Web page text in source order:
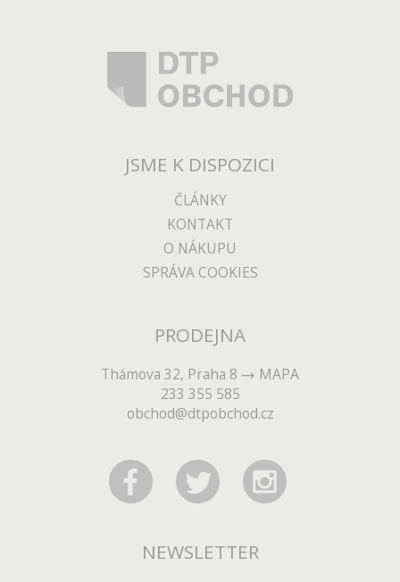
JSME K DISPOZICI
ČLÁNKY
KONTAKT
O NÁKUPU
SPRÁVA COOKIES
PRODEJNA
Thámova 32, Praha 8
MAPA
233 355 585
obchod@dtpobchod.cz
NEWSLETTER